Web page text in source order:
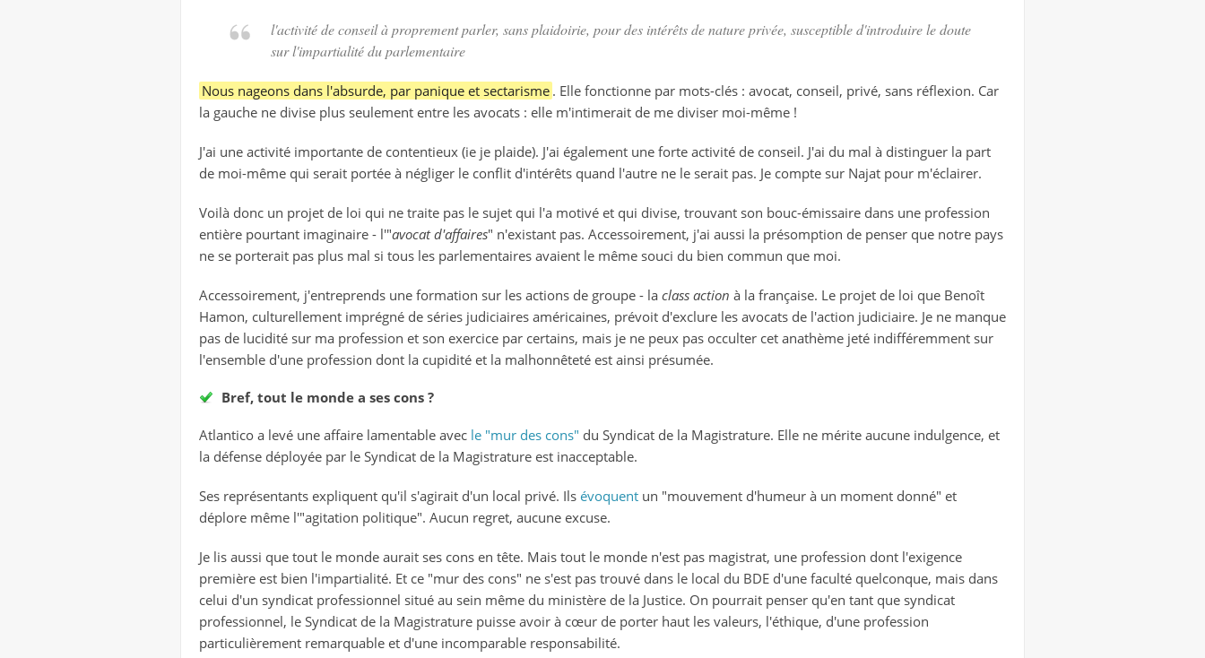
l'activité de conseil à proprement parler, sans plaidoirie, pour des intérêts de nature privée, susceptible d'introduire le doute
sur l'impartialité du parlementaire
Nous nageons dans l'absurde, par panique et sectarisme . Elle fonctionne par mots-clés : avocat, conseil, privé, sans réflexion. Car
la gauche ne divise plus seulement entre les avocats : elle m'intimerait de me diviser moi-même !
J'ai une activité importante de contentieux (ie je plaide). J'ai également une forte activité de conseil. J'ai du mal à distinguer la part
de moi-même qui serait portée à négliger le conflit d'intérêts quand l'autre ne le serait pas. Je compte sur Najat pour m'éclairer.
Voilà donc un projet de loi qui ne traite pas le sujet qui l'a motivé et qui divise, trouvant son bouc-émissaire dans une profession
entière pourtant imaginaire - l'"avocat d'affaires" n'existant pas. Accessoirement, j'ai aussi la présomption de penser que notre pays
ne se porterait pas plus mal si tous les parlementaires avaient le même souci du bien commun que moi.
Accessoirement, j'entreprends une formation sur les actions de groupe - la class action à la française. Le projet de loi que Benoît
Hamon, culturellement imprégné de séries judiciaires américaines, prévoit d'exclure les avocats de l'action judiciaire. Je ne manque
pas de lucidité sur ma profession et son exercice par certains, mais je ne peux pas occulter cet anathème jeté indifféremment sur
l'ensemble d'une profession dont la cupidité et la malhonnêteté est ainsi présumée.
Bref, tout le monde a ses cons ?
Atlantico a levé une affaire lamentable avec le "mur des cons" du Syndicat de la Magistrature. Elle ne mérite aucune indulgence, et
la défense déployée par le Syndicat de la Magistrature est inacceptable.
Ses représentants expliquent qu'il s'agirait d'un local privé. Ils évoquent un "mouvement d'humeur à un moment donné" et
déplore même l'"agitation politique". Aucun regret, aucune excuse.
Je lis aussi que tout le monde aurait ses cons en tête. Mais tout le monde n'est pas magistrat, une profession dont l'exigence
première est bien l'impartialité. Et ce "mur des cons" ne s'est pas trouvé dans le local du BDE d'une faculté quelconque, mais dans
celui d'un syndicat professionnel situé au sein même du ministère de la Justice. On pourrait penser qu'en tant que syndicat
professionnel, le Syndicat de la Magistrature puisse avoir à cœur de porter haut les valeurs, l'éthique, d'une profession
particulièrement remarquable et d'une incomparable responsabilité.